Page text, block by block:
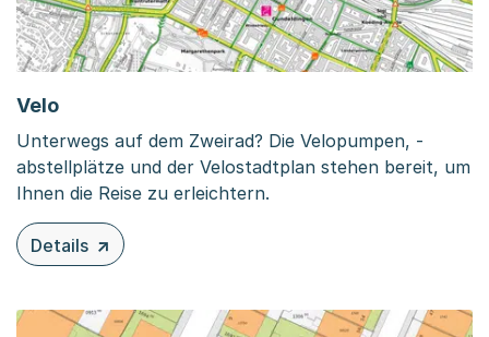
Velo
Unterwegs auf dem Zweirad? Die Velopumpen, -
abstellplätze und der Velostadtplan stehen bereit, um
Ihnen die Reise zu erleichtern.
Details
zu diesem Inhalt: Velo